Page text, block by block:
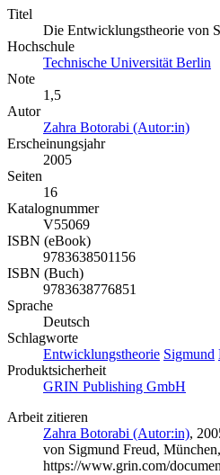
Titel
Die Entwicklungstheorie von
Hochschule
Technische Universität Berlin
Note
1,5
Autor
Zahra Botorabi (Autor:in)
Erscheinungsjahr
2005
Seiten
16
Katalognummer
V55069
ISBN (eBook)
9783638501156
ISBN (Buch)
9783638776851
Sprache
Deutsch
Schlagworte
Entwicklungstheorie Sigmund
Produktsicherheit
GRIN Publishing GmbH
Arbeit zitieren
Zahra Botorabi (Autor:in),
von Sigmund Freud,
https://www.grin.com/